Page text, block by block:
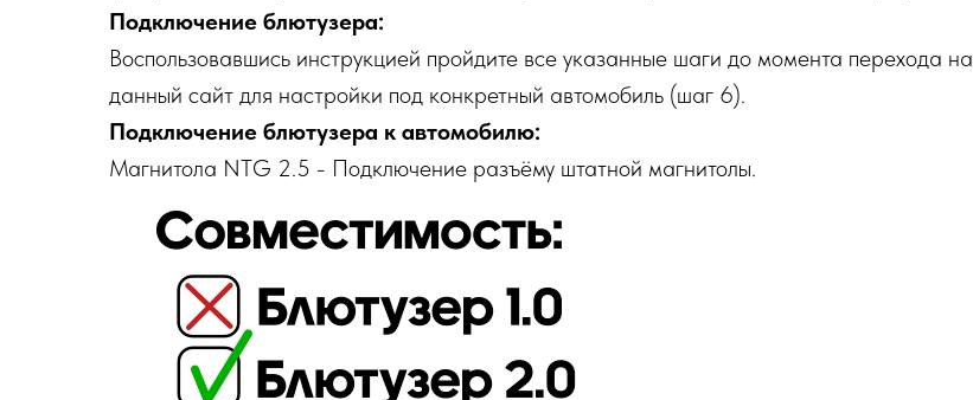
Подключение блютузера:
Воспользовавшись инструкцией пройдите все указанные шаги до момента перехода на
данный сайт для настройки под конкретный автомобиль (шаг 6).
Подключение блютузера к автомобилю:
Магнитола NTG 2.5 - Подключение разъёму штатной магнитолы.